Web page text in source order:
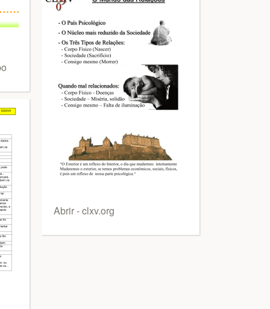
Abrir - clxv.org